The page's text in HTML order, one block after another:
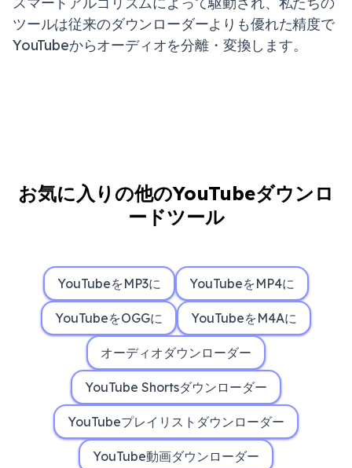
ツールは従来のダウンローダーよりも優れた精度で
YouTubeからオーディオを分離・変換します。
お気に入りの他のYouTubeダウンロ
ードツール
YouTubeをMP3に YouTubeをMP4に
YouTubeをOGGに YouTubeをM4Aに
オーディオダウンローダー
YouTube Shortsダウンローダー
YouTubeプレイリストダウンローダー
YouTube動画ダウンローダー